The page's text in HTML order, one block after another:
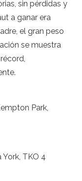
sin pérdidas y
a ganar era
el gran peso
se muestra
Park,
York, TKO 4